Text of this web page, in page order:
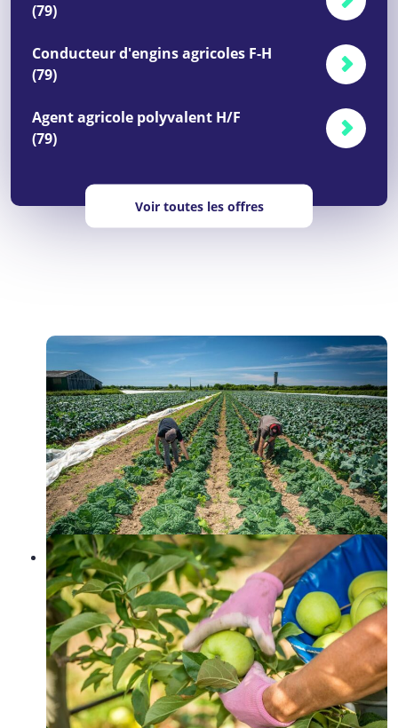
(79)
Conducteur d'engins agricoles F-H
(79)
Agent agricole polyvalent H/F
(79)
Voir toutes les offres